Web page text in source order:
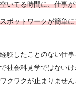
空いてる時間に、仕事
スポットワークが簡単
経験したことのない仕
で社会科見学ではない
ワクワクが止まりません